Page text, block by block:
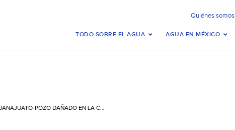
Quiénes somos
TODO SOBRE EL AGUA AGUA EN MÉXICO
GUANAJUATO-POZO DAÑADO EN LA CONCEPCIÓN CUMPLE DOS AÑOS; ACUSAN MALA EJECUCIÓN DE OBRA (EL SOL DEL BAJÍO)